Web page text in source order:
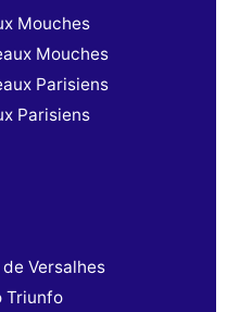
Mouches
Mouches
Parisiens
Parisiens
Versalhes
Triunfo